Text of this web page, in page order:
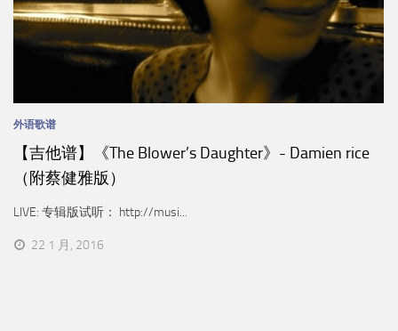
外语歌谱
【吉他谱】《The Blower’s Daughter》- Damien rice
（附蔡健雅版）
LIVE: 专辑版试听： http://musi...
22 1 月, 2016